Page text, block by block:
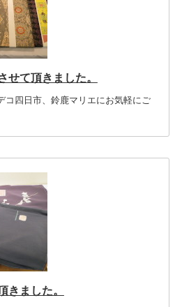
せて頂きました。
コ四日市、鈴鹿マリエにお気軽にご
きました。